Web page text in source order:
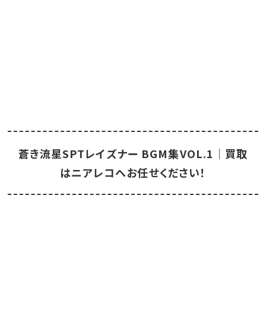
蒼き流星SPTレイズナー BGM集VOL.1｜買取
はニアレコへお任せください！